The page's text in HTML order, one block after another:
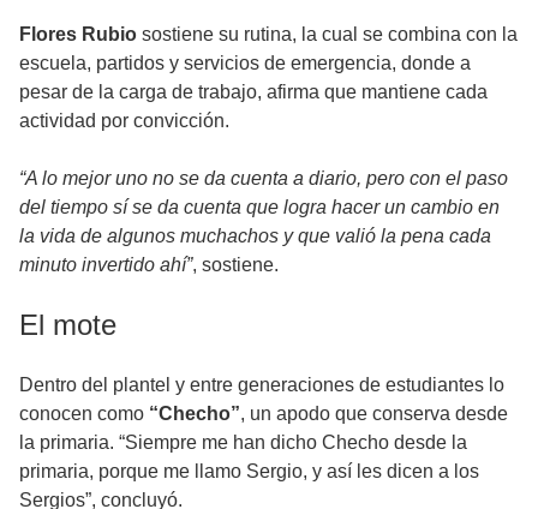
Flores Rubio sostiene su rutina, la cual se combina con la
escuela, partidos y servicios de emergencia, donde a
pesar de la carga de trabajo, afirma que mantiene cada
actividad por convicción.
“A lo mejor uno no se da cuenta a diario, pero con el paso
del tiempo sí se da cuenta que logra hacer un cambio en
la vida de algunos muchachos y que valió la pena cada
minuto invertido ahí”, sostiene.
El mote
Dentro del plantel y entre generaciones de estudiantes lo
conocen como “Checho”, un apodo que conserva desde
la primaria. “Siempre me han dicho Checho desde la
primaria, porque me llamo Sergio, y así les dicen a los
Sergios”, concluyó.